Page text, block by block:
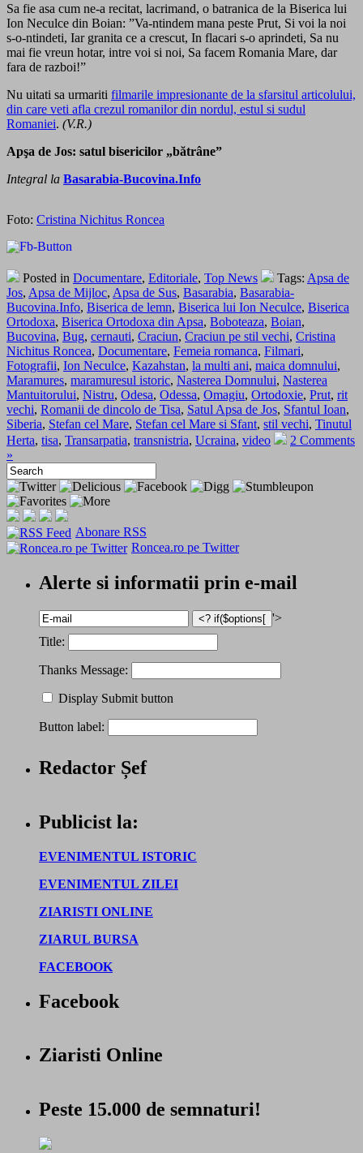
Sa fie asa cum ne-a recitat, lacrimand, o batranica de la Biserica lui
Ion Neculce din Boian: ”Va-ntindem mana peste Prut, Si voi la noi
s-o-ntindeti, Iar granita ce a crescut, In flacari s-o aprindeti, Sa nu
mai fie vreun hotar, intre voi si noi, Sa facem Romania Mare, dar
fara de razboi!”
Nu uitati sa urmariti filmarile impresionante de la sfarsitul articolului,
din care veti afla crezul romanilor din nordul, estul si sudul
Romaniei. (V.R.)
Apşa de Jos: satul bisericilor „bătrâne”
Integral la Basarabia-Bucovina.Info
Foto: Cristina Nichitus Roncea
Posted in Documentare, Editoriale, Top News Tags: Apsa de
Jos, Apsa de Mijloc, Apsa de Sus, Basarabia, Basarabia-
Bucovina.Info, Biserica de lemn, Biserica lui Ion Neculce, Biserica
Ortodoxa, Biserica Ortodoxa din Apsa, Boboteaza, Boian,
Bucovina, Bug, cernauti, Craciun, Craciun pe stil vechi, Cristina
Nichitus Roncea, Documentare, Femeia romanca, Filmari,
Fotografii, Ion Neculce, Kazahstan, la multi ani, maica domnului,
Maramures, maramuresul istoric, Nasterea Domnului, Nasterea
Mantuitorului, Nistru, Odesa, Odessa, Omagiu, Ortodoxie, Prut, rit
vechi, Romanii de dincolo de Tisa, Satul Apsa de Jos, Sfantul Ioan,
Siberia, Stefan cel Mare, Stefan cel Mare si Sfant, stil vechi, Tinutul
Herta, tisa, Transarpatia, transnistria, Ucraina, video
2 Comments
»
Abonare RSS
Roncea.ro pe Twitter
Alerte si informatii prin e-mail
'>
Title:
Thanks Message:
Display Submit button
Button label:
Redactor Șef
Publicist la:
EVENIMENTUL ISTORIC
EVENIMENTUL ZILEI
ZIARISTI ONLINE
ZIARUL BURSA
FACEBOOK
Facebook
Ziaristi Online
Peste 15.000 de semnaturi!